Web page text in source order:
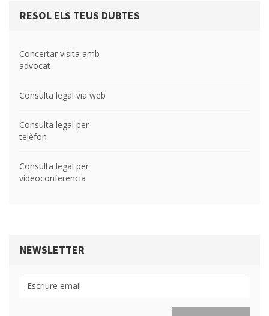
RESOL ELS TEUS DUBTES
Concertar visita amb
advocat
Consulta legal via web
Consulta legal per
telèfon
Consulta legal per
videoconferencia
NEWSLETTER